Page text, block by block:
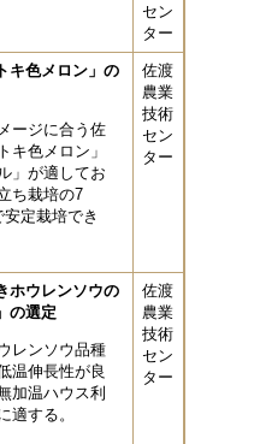
セン
ター
キ色メロン」の
ージに合う佐
キ色メロン」
」が適してお
ち栽培の7
定栽培でき
佐渡
農業
技術
セン
ター
ホウレンソウの
の選定
レンソウ品種
温伸長性が良
加温ハウス利
適する。
佐渡
農業
技術
セン
ター